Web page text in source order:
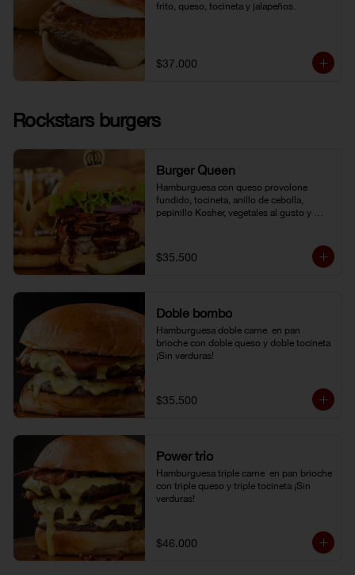
frito, queso, tocineta y jalapeños.
$37.000
Rockstars burgers
Burger Queen
Hamburguesa con queso provolone
fundido, tocineta, anillo de cebolla,
pepinillo Kosher, vegetales al gusto y
$35.500
Doble bombo
Hamburguesa doble carne  en pan
brioche con doble queso y doble tocineta
¡Sin verduras!
$35.500
Power trio
Hamburguesa triple carne  en pan brioche
con triple queso y triple tocineta ¡Sin
verduras!
$46.000